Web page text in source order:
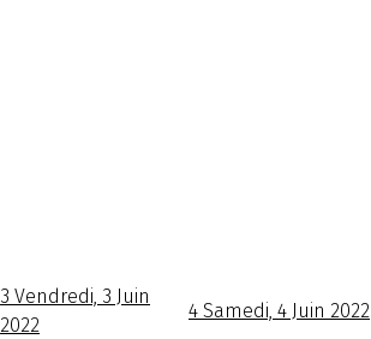
3 Vendredi, 3 Juin
2022
4 Samedi, 4 Juin 2022